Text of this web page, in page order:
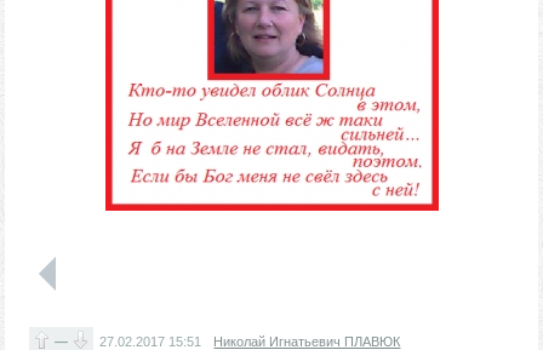
— 27.02.2017 15:51 Николай Игнатьевич ПЛАВЮК